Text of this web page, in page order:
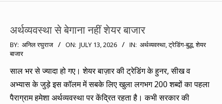
अर्थव्यवस्था से बेगाना नहीं शेयर बाजार
2026-
07-
13
BY: अनिल रघुराज ON: JULY 13, 2026 IN: अर्थव्यवस्था,ट्रेडिंग-बुद्ध,शेयर
बाजार
साल भर से ज्यादा हो गए। शेयर बाज़ार की ट्रेडिंग के हुनर, सीख व
अभ्यास के जुड़े इस कॉलम में सबके लिए खुला लगभग 200 शब्दों का पहला
पैराग्राम हमेशा अर्थव्यवस्था पर केंद्रित रहता है। कभी सरकार की